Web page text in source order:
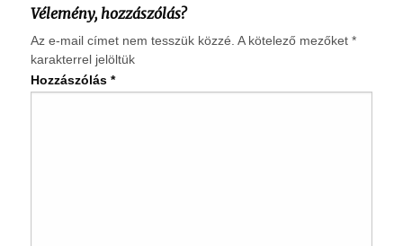
Vélemény, hozzászólás?
Az e-mail címet nem tesszük közzé. A kötelező mezőket *
karakterrel jelöltük
Hozzászólás *